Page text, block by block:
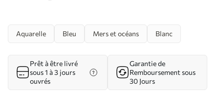
Aquarelle Bleu Mers et océans Blanc
Prêt à être livré
sous 1 à 3 jours
ouvrés
Garantie de
Remboursement sous
30 Jours